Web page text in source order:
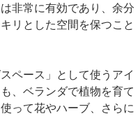
非常に有効であり、余分
リとした空間を保つこと
ペース」として使うアイ
、ベランダで植物を育て
って花やハーブ、さらに